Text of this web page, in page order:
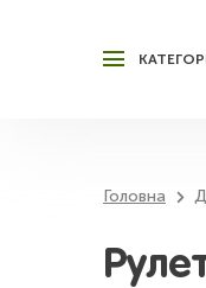
Головна